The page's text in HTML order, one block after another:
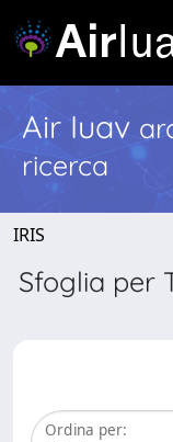
Air Iuav
ricerca
IRIS
Sfoglia per
Ordina per: